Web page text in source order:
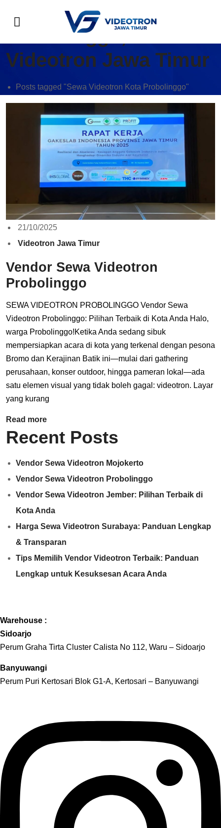
Sewa Videotron Kota
Probolinggo,
Videotron Jawa Timur
Posts tagged "Sewa Videotron Kota Probolinggo"
21/10/2025
Videotron Jawa Timur
Vendor Sewa Videotron
Probolinggo
SEWA VIDEOTRON PROBOLINGGO Vendor Sewa
Videotron Probolinggo: Pilihan Terbaik di Kota Anda Halo,
warga Probolinggo!Ketika Anda sedang sibuk
mempersiapkan acara di kota yang terkenal dengan pesona
Bromo dan Kerajinan Batik ini—mulai dari gathering
perusahaan, konser outdoor, hingga pameran lokal—ada
satu elemen visual yang tidak boleh gagal: videotron. Layar
yang kurang
Read more
Recent Posts
Vendor Sewa Videotron Mojokerto
Vendor Sewa Videotron Probolinggo
Vendor Sewa Videotron Jember: Pilihan Terbaik di
Kota Anda
Harga Sewa Videotron Surabaya: Panduan Lengkap
& Transparan
Tips Memilih Vendor Videotron Terbaik: Panduan
Lengkap untuk Kesuksesan Acara Anda
Warehouse :
Sidoarjo
Perum Graha Tirta Cluster Calista No 112, Waru – Sidoarjo
Banyuwangi
Perum Puri Kertosari Blok G1-A, Kertosari – Banyuwangi